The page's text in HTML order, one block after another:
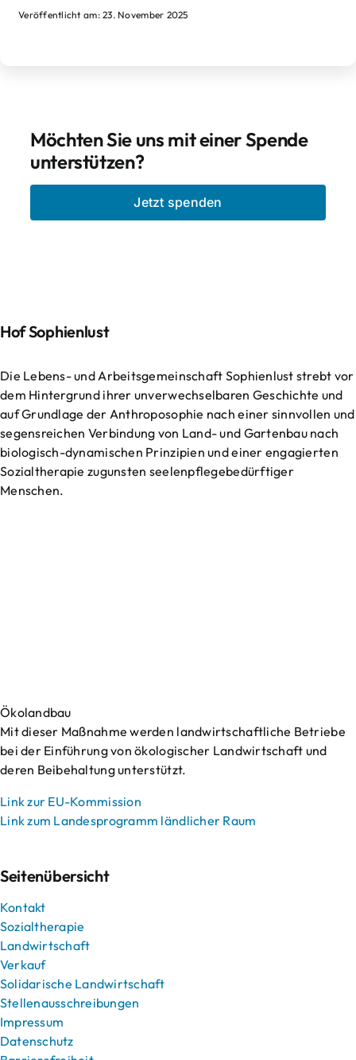
Veröffentlicht am: 23. November 2025
Möchten Sie uns mit einer Spende
unterstützen?
Jetzt spenden
Hof Sophienlust
Die Lebens- und Arbeitsgemeinschaft Sophienlust strebt vor
dem Hintergrund ihrer unverwechselbaren Geschichte und
auf Grundlage der Anthroposophie nach einer sinnvollen und
segensreichen Verbindung von Land- und Gartenbau nach
biologisch-dynamischen Prinzipien und einer engagierten
Sozialtherapie zugunsten seelenpflegebedürftiger
Menschen.
Ökolandbau
Mit dieser Maßnahme werden landwirtschaftliche Betriebe
bei der Einführung von ökologischer Landwirtschaft und
deren Beibehaltung unterstützt.
Link zur EU-Kommission
Link zum Landesprogramm ländlicher Raum
Seitenübersicht
Kontakt
Sozialtherapie
Landwirtschaft
Verkauf
Solidarische Landwirtschaft
Stellenausschreibungen
Impressum
Datenschutz